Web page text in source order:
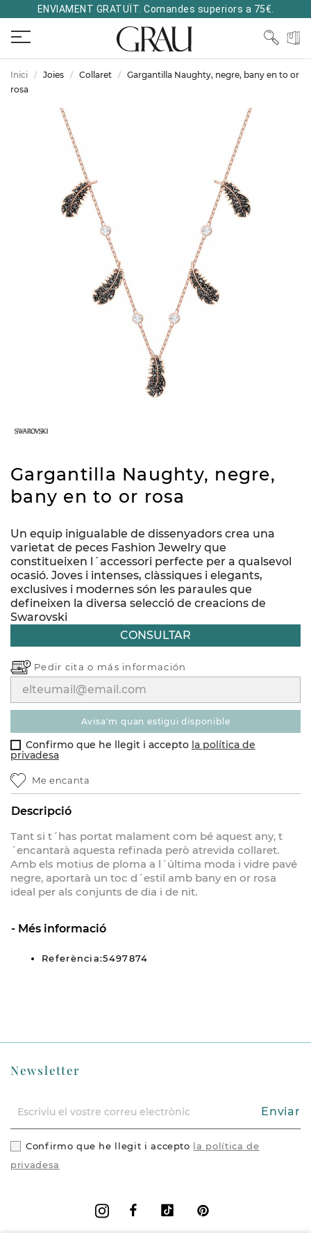
ENVIAMENT GRATUÏT. Comandes superiors a 75€.
Inici Joies Collaret
Gargantilla Naughty, negre, bany en to or
rosa
Gargantilla Naughty, negre,
bany en to or rosa
Un equip inigualable de dissenyadors crea una
varietat de peces Fashion Jewelry que
constitueixen l´accessori perfecte per a qualsevol
ocasió. Joves i intenses, clàssiques i elegants,
exclusives i modernes són les paraules que
defineixen la diversa selecció de creacions de
Swarovski
CONSULTAR
Pedir cita o más información
avisa'm quan estigui disponible
Confirmo que he llegit i accepto la política de
privadesa
Me encanta
Descripció
Tant si t´has portat malament com bé aquest any, t
´encantarà aquesta refinada però atrevida collaret.
Amb els motius de ploma a l´última moda i vidre pavé
negre, aportarà un toc d´estil amb bany en or rosa
ideal per als conjunts de dia i de nit.
Més informació
Referència:5497874
Newsletter
Enviar
Confirmo que he llegit i accepto la política de
privadesa
FacebookVimeo
Instagram